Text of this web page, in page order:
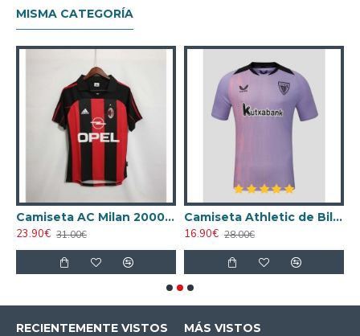
MISMA CATEGORÍA
Camiseta AC Milan 2000/2001 Local Retro
23.90€ 31.00€
Camiseta Athletic de Bilbao 2024/2025 Alternativo
16.90€ 28.00€
RECIENTEMENTE VISTOS MÁS VISTOS